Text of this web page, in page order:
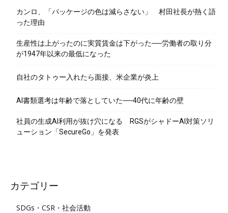
カンロ、「パッケージの色は減らさない」 村田社長が熱く語
った理由
生産性は上がったのに実質賃金は下がった──労働者の取り分
が1947年以来の最低になった
自社のタトゥー入れたら面接、米企業が炎上
AI書類選考は年齢で落としていた──40代に年齢の壁
社員の生成AI利用が抜け穴になる RGSがシャドーAI対策ソリ
ューション「SecureGo」を発表
カテゴリー
SDGs・CSR・社会活動